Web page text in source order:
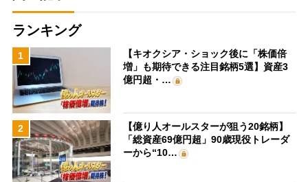
ランキング
1
【キオクシア・ショック後に「株価倍
増」も期待できる注目銘柄5選】資産3
億円超・…
2
【億り人オールスターが狙う20銘柄】
「総資産69億円超」90歳現役トレーダ
ーから“10…